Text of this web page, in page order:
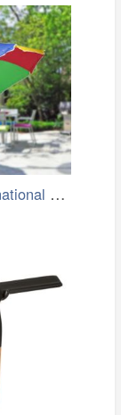
Haushalt International Slunečník duhový…